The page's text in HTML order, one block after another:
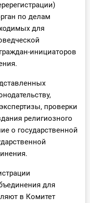
по делам
для
инициаторов
проверки
религиозного
о государственной
для
в Комитет